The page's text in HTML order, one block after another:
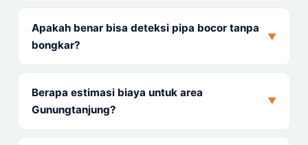
Apakah benar bisa deteksi pipa bocor tanpa
bongkar?
▼
Berapa estimasi biaya untuk area
Gunungtanjung?
▼